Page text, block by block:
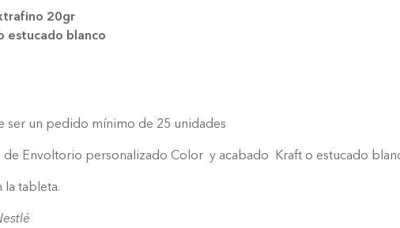
20gr
estucado blanco
ser un pedido mínimo de 25 unidades
de Envoltorio personalizado Color y acabado Kraft o estucado
tableta.